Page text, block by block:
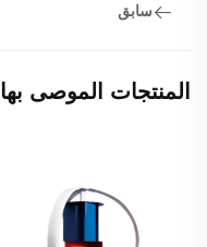
سابق
المنتجات الموصى بها